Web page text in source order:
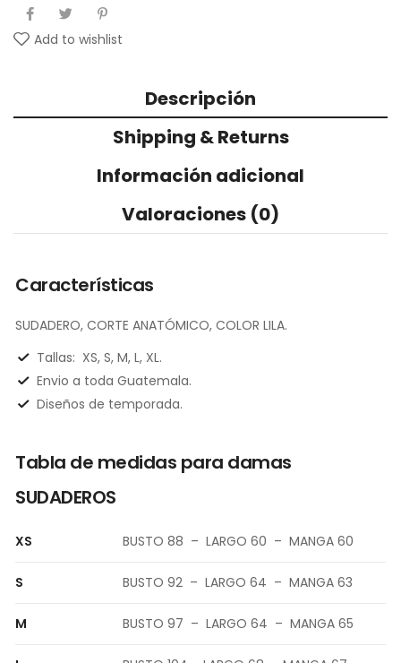
Add to wishlist
Descripción
Shipping & Returns
Información adicional
Valoraciones (0)
Características
SUDADERO, CORTE ANATÓMICO, COLOR LILA.
Tallas: XS, S, M, L, XL.
Envio a toda Guatemala.
Diseños de temporada.
Tabla de medidas para damas
SUDADEROS
XS BUSTO 88 – LARGO 60 – MANGA 60
S BUSTO 92 – LARGO 64 – MANGA 63
M BUSTO 97 – LARGO 64 – MANGA 65